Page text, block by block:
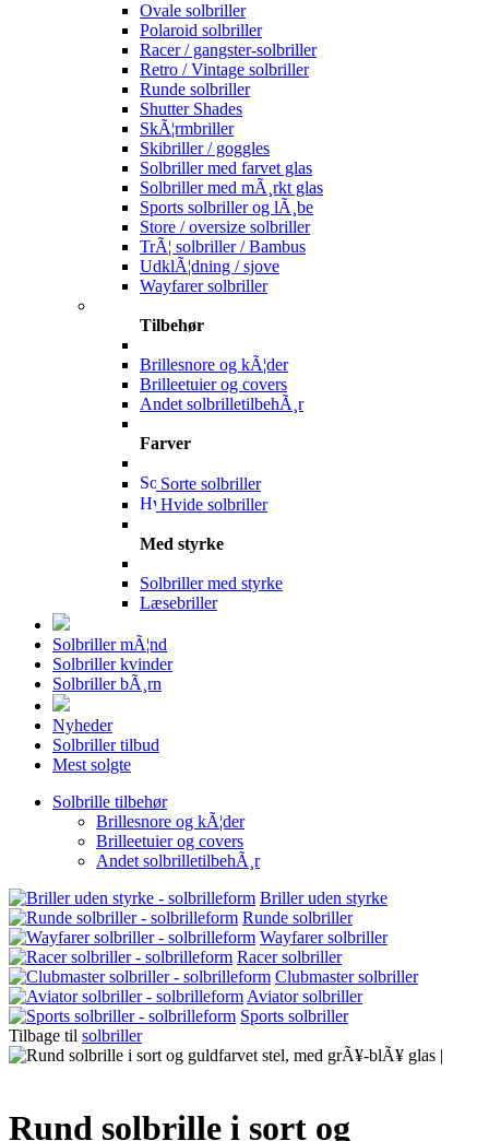
Ovale solbriller
Polaroid solbriller
Racer / gangster-solbriller
Retro / Vintage solbriller
Runde solbriller
Shutter Shades
SkÃ¦rmbriller
Skibriller / goggles
Solbriller med farvet glas
Solbriller med mÃ¸rkt glas
Sports solbriller og lÃ¸be
Store / oversize solbriller
TrÃ¦ solbriller / Bambus
UdklÃ¦dning / sjove
Wayfarer solbriller
Tilbehør
Brillesnore og kÃ¦der
Brilleetuier og covers
Andet solbrilletilbehÃ¸r
Farver
Sorte solbriller
Hvide solbriller
Med styrke
Solbriller med styrke
Læsebriller
Solbriller mÃ¦nd
Solbriller kvinder
Solbriller bÃ¸rn
Nyheder
Solbriller tilbud
Mest solgte
Solbrille tilbehør
Brillesnore og kÃ¦der
Brilleetuier og covers
Andet solbrilletilbehÃ¸r
Briller uden styrke
Runde solbriller
Wayfarer solbriller
Racer solbriller
Clubmaster solbriller
Aviator solbriller
Sports solbriller
Tilbage til solbriller
Rund solbrille i sort og